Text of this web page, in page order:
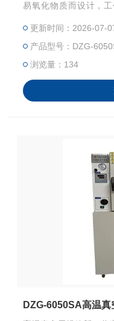
易氧化物质而设计，
品也能进行快速干燥，
的设定、显示与控制。
更新时间：2026-07-
产品型号：DZG-
浏览量：134
DZG-6050SA高温真